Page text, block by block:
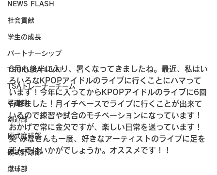
NEWS FLASH
社会貢献
学生の成長
パートナーシップ
TSUKUBA LIVE!
TSAトレーナーチーム
弓道部
剣道部
硬式庭球部
硬式野球部
蹴球部
6月も後半に入り、暑くなってきましたね。最近、私はい
ろいろなKPOPアイドルのライブに行くことにハマって
います！今年に入ってからKPOPアイドルのライブに6回
行きました！月イチペースでライブに行くことが出来て
いるので練習や試合のモチベーションになっています！
おかげで常に金欠ですが、楽しい日常を送っています！
笑 みなさんも一度、好きなアーティストのライブに足を
運んではいかがでしょうか。オススメです！！